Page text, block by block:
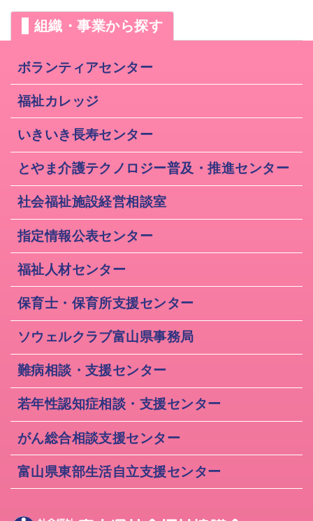
組織・事業から探す
ボランティアセンター
福祉カレッジ
いきいき長寿センター
とやま介護テクノロジー普及・推進センター
社会福祉施設経営相談室
指定情報公表センター
福祉人材センター
保育士・保育所支援センター
ソウェルクラブ富山県事務局
難病相談・支援センター
若年性認知症相談・支援センター
がん総合相談支援センター
富山県東部生活自立支援センター